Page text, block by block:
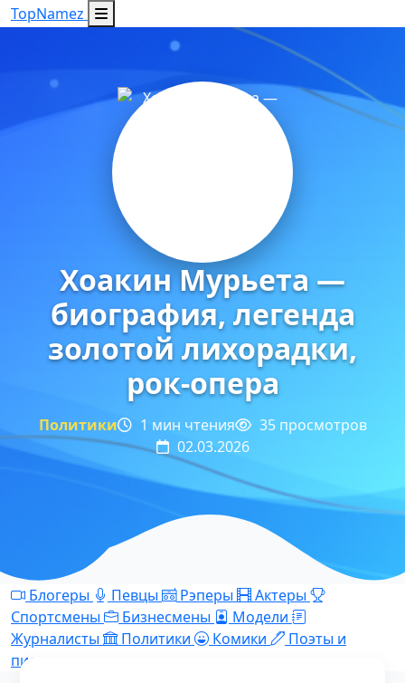
TopNamez
Хоакин Мурьета —
биография, легенда
золотой лихорадки,
рок-опера
Политики 1 мин чтения
35 просмотров
02.03.2026
Блогеры Певцы Рэперы
Актеры
Спортсмены
Бизнесмены
Модели
Журналисты
Политики Комики
Поэты и
писатели